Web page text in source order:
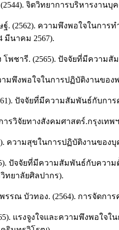
จิตวิทยาการบริหารงาน
ความพึงพอใจในการท
มีนาคม 2567).
พชารี. (2565). ปัจจัยที่มีความสั
มพึงพอใจในการปฏิบัติงานขอ
ปัจจัยที่มีความสัมพันธ์กับก
ารวิจัยทางสังคมศาสตร์.กรุงเท
ความสุขในการปฏิบัติงานของ
ปัจจัยที่มีความสัมพันธ์กับความ
ยาลัยศิลปากร).
รรณ บัวทอง. (2564). การจัดก
แรงจูงใจและความพึงพอใ